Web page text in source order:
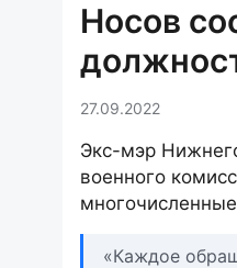
Носов
27.09.2022
Экс-мэр
военного
«Каждое